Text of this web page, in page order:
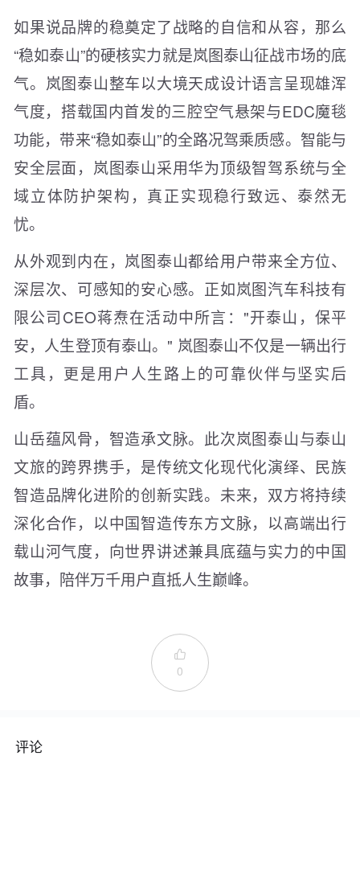
如果说品牌的稳奠定了战略的自信和从容，那么
“稳如泰山”的硬核实力就是岚图泰山征战市场的底
气。岚图泰山整车以大境天成设计语言呈现雄浑
气度，搭载国内首发的三腔空气悬架与EDC魔毯
功能，带来“稳如泰山”的全路况驾乘质感。智能与
安全层面，岚图泰山采用华为顶级智驾系统与全
域立体防护架构，真正实现稳行致远、泰然无
忧。
从外观到内在，岚图泰山都给用户带来全方位、
深层次、可感知的安心感。正如岚图汽车科技有
限公司CEO蒋焘在活动中所言："开泰山，保平
安，人生登顶有泰山。" 岚图泰山不仅是一辆出行
工具，更是用户人生路上的可靠伙伴与坚实后
盾。
山岳蕴风骨，智造承文脉。此次岚图泰山与泰山
文旅的跨界携手，是传统文化现代化演绎、民族
智造品牌化进阶的创新实践。未来，双方将持续
深化合作，以中国智造传东方文脉，以高端出行
载山河气度，向世界讲述兼具底蕴与实力的中国
故事，陪伴万千用户直抵人生巅峰。

0
评论